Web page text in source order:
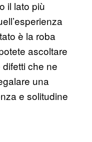
il lato più
è la roba
ascoltare
che ne
una
e solitudine